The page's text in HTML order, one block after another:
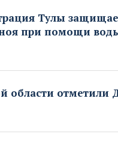
Тулы
при помощи
области отметили